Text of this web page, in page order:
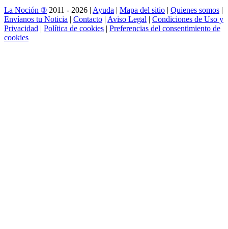
La Noción ® 2011 - 2026 | Ayuda | Mapa del sitio | Quienes somos |
Envíanos tu Noticia | Contacto | Aviso Legal | Condiciones de Uso y
Privacidad | Política de cookies | Preferencias del consentimiento de
cookies